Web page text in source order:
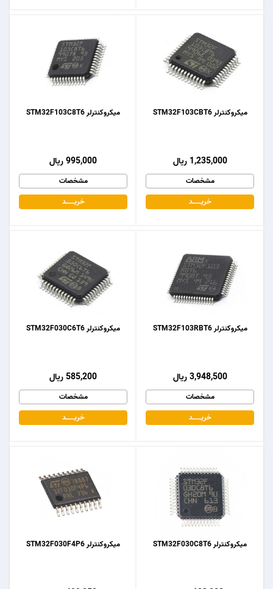
میکروکنترلر STM32F103C8T6
995,000 ریال
مشخصات
خریـــــــد
میکروکنترلر STM32F103CBT6
1,235,000 ریال
مشخصات
خریـــــــد
میکروکنترلر STM32F030C6T6
585,200 ریال
مشخصات
خریـــــــد
میکروکنترلر STM32F103RBT6
3,948,500 ریال
مشخصات
خریـــــــد
میکروکنترلر STM32F030F4P6 میکروکنترلر STM32F030C8T6